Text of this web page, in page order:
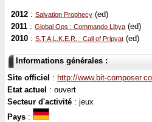
2012 : Salvation Prophecy (ed)
2011 : Global Ops : Commando Libya (ed)
2010 : S.T.A.L.K.E.R. : Call of Pripyat (ed)
Informations générales :
Site officiel : http://www.bit-
Etat actuel : ouvert
Secteur d'activité : jeux
Pays :